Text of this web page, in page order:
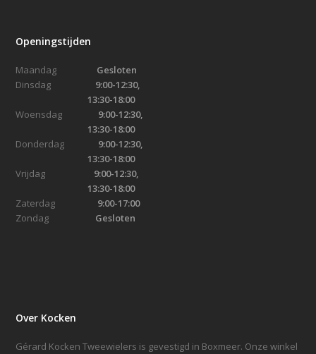
Openingstijden
Maandag Gesloten
Dinsdag 9:00-12:30,
13:30-18:00
Woensdag
9:00-12:30,
13:30-18:00
Donderdag 9:00-12:30,
13:30-18:00
Vrijdag 9:00-12:30,
13:30-18:00
Zaterdag 9:00-17:00
Zondag Gesloten
Over Kocken
Gérard Kocken Tweewielers is gevestigd in Boxmeer. Onze winkel